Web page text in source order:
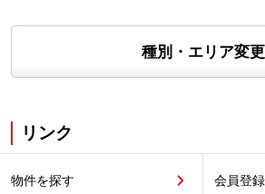
種別・エリア変更
リンク
物件を探す 会員登録